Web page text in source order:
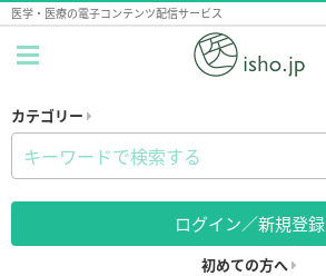
医学・医療の電子コンテンツ配信サービス
カテゴリー
ログイン／新規登録
初めての方へ